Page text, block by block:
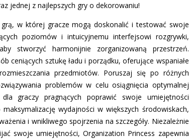
jednej z najlepszych gry o dekorowaniu!
w której gracze mogą doskonalić i testować swoje
poziomów i intuicyjnemu interfejsowi rozgrywki,
stworzyć harmonijnie zorganizowaną przestrzeń.
ceniących sztukę ładu i porządku, oferujące wspaniałe
przedmiotów. Poruszaj się po różnych
problemów w celu osiągnięcia optymalnej
graczy pragnących poprawić swoje umiejętności
wydajności w większych środowiskach,
i wnikliwego spojrzenia na szczegóły. Niezależnie
swoje umiejętności, Organization Princess zapewnia